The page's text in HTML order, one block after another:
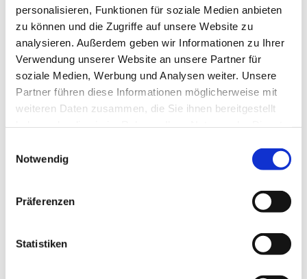
personalisieren, Funktionen für soziale Medien anbieten
zu können und die Zugriffe auf unsere Website zu
analysieren. Außerdem geben wir Informationen zu Ihrer
Verwendung unserer Website an unsere Partner für
soziale Medien, Werbung und Analysen weiter. Unsere
Partner führen diese Informationen möglicherweise mit
weiteren Daten zusammen, die Sie ihnen bereitgestellt
Notwendig
Präferenzen
StatistikenDies könnte Sie auch